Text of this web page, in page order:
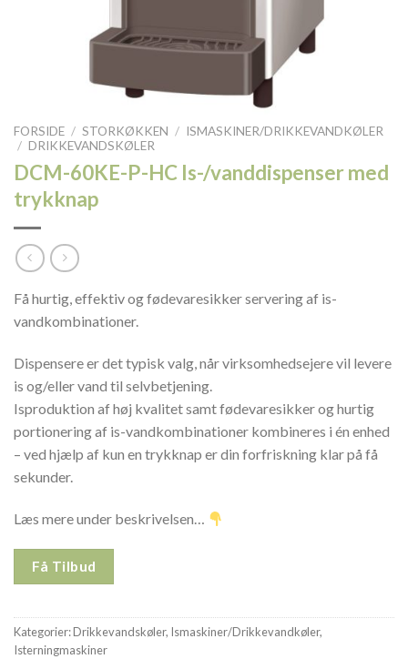
FORSIDE / STORKØKKEN / ISMASKINER/DRIKKEVANDKØLER
/ DRIKKEVANDSKØLER
DCM-60KE-P-HC Is-/vanddispenser med
trykknap
Få hurtig, effektiv og fødevaresikker servering af is-
vandkombinationer.
Dispensere er det typisk valg, når virksomhedsejere vil levere
is og/eller vand til selvbetjening.
Isproduktion af høj kvalitet samt fødevaresikker og hurtig
portionering af is-vandkombinationer kombineres i én enhed
– ved hjælp af kun en trykknap er din forfriskning klar på få
sekunder.
Læs mere under beskrivelsen…
Få Tilbud
Kategorier:Drikkevandskøler, Ismaskiner/Drikkevandkøler,
Isterningmaskiner